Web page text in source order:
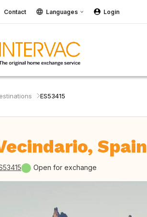
Contact Languages Login
ES53415
Spain
Open for exchange